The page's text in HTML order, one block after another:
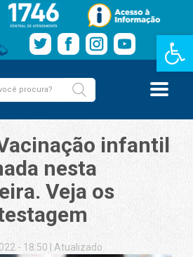
Barra de
infantil
nesta
Veja os
- 18:50 Atualizado